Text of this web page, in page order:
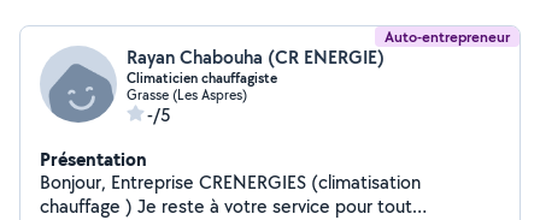
Auto-entrepreneur
Rayan Chabouha (CR ENERGIE)
Climaticien chauffagiste
Grasse (Les Aspres)
-/5
Présentation
Bonjour, Entreprise CRENERGIES (climatisation
chauffage ) Je reste à votre service pour tout